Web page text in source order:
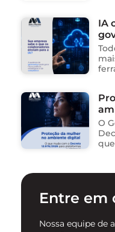
um
IA
na
O
Entre em
Nossa equipe de